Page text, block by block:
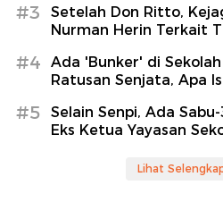
#3
Setelah Don Ritto,
Nurman Herin Terkait
#4
Ada 'Bunker' di
Ratusan Senjata, Apa
#5
Selain Senpi, Ada
Eks Ketua Yayasan
Lihat